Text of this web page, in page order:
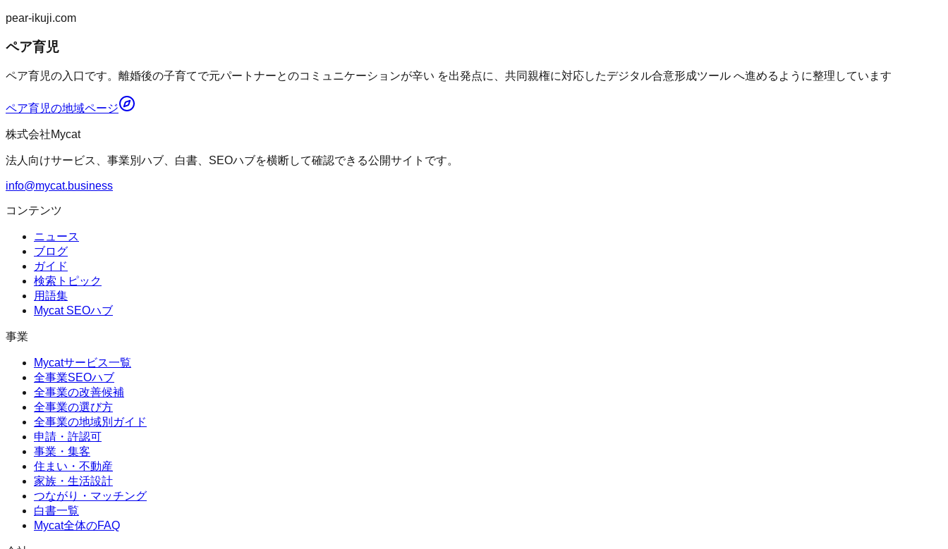
pear-ikuji.com
ペア育児
ペア育児の入口です。離婚後の子育てで元パートナーとのコミュニケーションが辛い を出発点に、共同親権に対応したデジタル合意形成ツール へ進めるように整理しています
ペア育児の地域ページ
株式会社Mycat
法人向けサービス、事業別ハブ、白書、SEOハブを横断して確認できる公開サイトです。
info@mycat.business
コンテンツ
ニュース
ブログ
ガイド
検索トピック
用語集
Mycat SEOハブ
事業
Mycatサービス一覧
全事業SEOハブ
全事業の改善候補
全事業の選び方
全事業の地域別ガイド
申請・許認可
事業・集客
住まい・不動産
家族・生活設計
つながり・マッチング
白書一覧
Mycat全体のFAQ